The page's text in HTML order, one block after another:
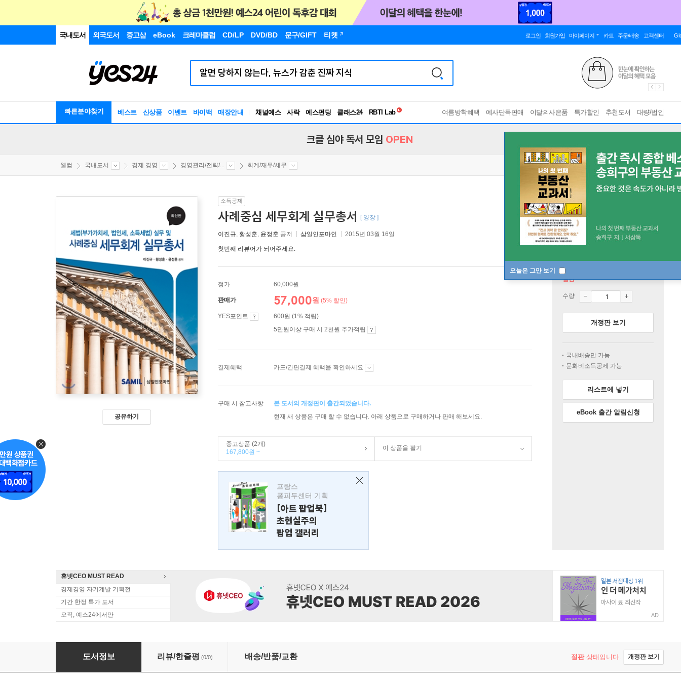
국내도서 외국도서 중고샵 eBook 크레마클럽 CD/LP DVD/BD 문구/GIFT 티켓 로그인 회원가입 마이페이지 카트 주문/배송 고객센터
빠른분야찾기 베스트 신상품 이벤트 바이백 매장안내 채널예스 사락 예스펀딩 클래스24
독서유형검사
여름방학혜택 예사단독판매 이달의사은품 특가할인 추천도서 대량/법인
오늘은 그만 보기
크클 심야 독서 모임 OPEN
웰컴 국내도서 경제 경영 경영관리/전략/... 회계/재무/세무
공유하기
소득공제
사례중심 세무회계 실무총서 [ 양장 ]
이진규, 황성훈, 윤정훈 공저 삼일인포마인 2015년 03월 16일
첫번째 리뷰어가 되어주세요.
정가 60,000원
판매가 57,000원 (5% 할인)
YES포인트
600원 (1% 적립)
5만원이상 구매 시 2천원 추가적립
결제혜택 카드/간편결제 혜택을 확인하세요
구매 시 참고사항
본 도서의 개정판이 출간되었습니다.
현재 새 상품은 구매 할 수 없습니다. 아래 상품으로 구매하거나 판매 해보세요.
중고상품 (2개)
167,800원 ~
이 상품을 팔기
프랑스
퐁피두센터 기획
[아트 팝업북]
초현실주의
팝업 갤러리
절판
수량
개정판 보기
국내배송만 가능
문화비소득공제 가능
리스트에 넣기
eBook 출간 알림신청
휴넷CEO MUST READ
경제경영 자기계발 기획전
기간 한정 특가 도서
오직, 예스24에서만
AD
사례중심 세무회계 실무총서
도서정보 리뷰/한줄평 (0/0) 배송/반품/교환 절판상태입니다. 개정판 보기